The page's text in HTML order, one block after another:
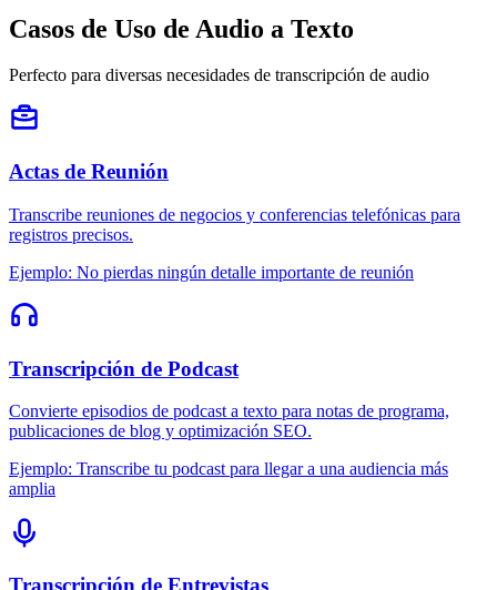
Casos de Uso de Audio a Texto
Perfecto para diversas necesidades de transcripción de audio
Actas de Reunión
Transcribe reuniones de negocios y conferencias telefónicas para
registros precisos.
Ejemplo: No pierdas ningún detalle importante de reunión
Transcripción de Podcast
Convierte episodios de podcast a texto para notas de programa,
publicaciones de blog y optimización SEO.
Ejemplo: Transcribe tu podcast para llegar a una audiencia más
amplia
Transcripción de Entrevistas